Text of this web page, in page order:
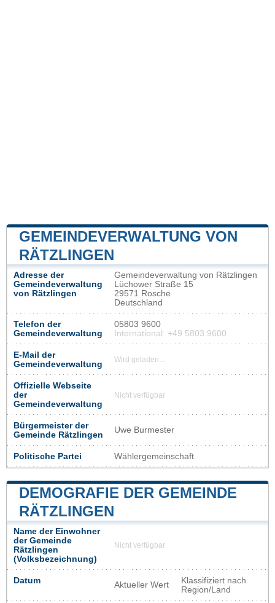
GEMEINDEVERWALTUNG VON
RÄTZLINGEN
Adresse der
Gemeindeverwaltung
von Rätzlingen
Gemeindeverwaltung von Rätzlingen
Lüchower Straße 15
29571 Rosche
Deutschland
Telefon der
Gemeindeverwaltung
05803 9600
International: +49 5803 9600
E-Mail der
Gemeindeverwaltung
Wird geladen...
Offizielle Webseite
der
Gemeindeverwaltung
Nicht verfügbar
Bürgermeister der
Gemeinde Rätzlingen
Uwe Burmester
Politische Partei Wählergemeinschaft
DEMOGRAFIE DER GEMEINDE
RÄTZLINGEN
Name der Einwohner
der Gemeinde
Rätzlingen
(Volksbezeichnung)
Nicht verfügbar
Datum Aktueller Wert
Klassifiziert nach
Region/Land